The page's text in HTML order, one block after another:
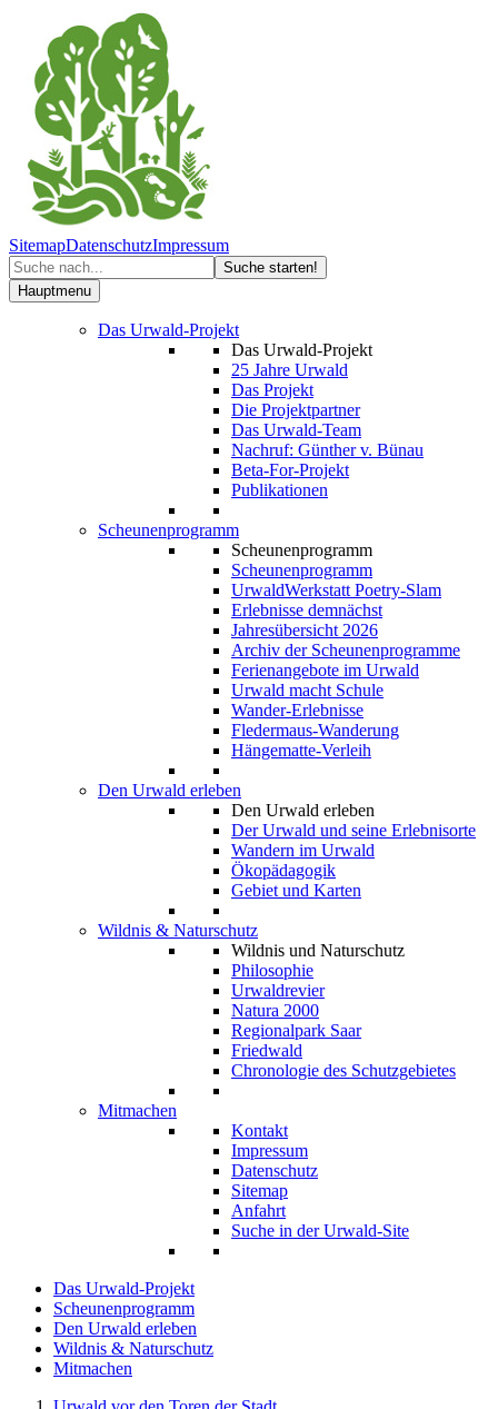
SitemapDatenschutzImpressum
Hauptmenu
Das Urwald-Projekt
Das Urwald-Projekt
25 Jahre Urwald
Das Projekt
Die Projektpartner
Das Urwald-Team
Nachruf: Günther v. Bünau
Beta-For-Projekt
Publikationen
Scheunenprogramm
Scheunenprogramm
Scheunenprogramm
UrwaldWerkstatt Poetry-Slam
Erlebnisse demnächst
Jahresübersicht 2026
Archiv der Scheunenprogramme
Ferienangebote im Urwald
Urwald macht Schule
Wander-Erlebnisse
Fledermaus-Wanderung
Hängematte-Verleih
Den Urwald erleben
Den Urwald erleben
Der Urwald und seine Erlebnisorte
Wandern im Urwald
Ökopädagogik
Gebiet und Karten
Wildnis & Naturschutz
Wildnis und Naturschutz
Philosophie
Urwaldrevier
Natura 2000
Regionalpark Saar
Friedwald
Chronologie des Schutzgebietes
Mitmachen
Kontakt
Impressum
Datenschutz
Sitemap
Anfahrt
Suche in der Urwald-Site
Das Urwald-Projekt
Scheunenprogramm
Den Urwald erleben
Wildnis & Naturschutz
Mitmachen